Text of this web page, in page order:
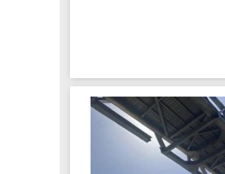
Les espaces numériques
Infos baignade